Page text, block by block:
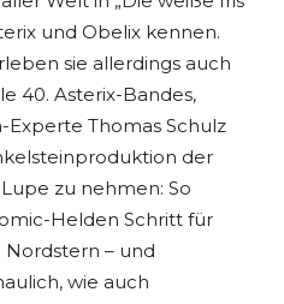
und Obelix kennen.
sie allerdings auch
40. Asterix-Bandes,
Experte Thomas Schulz
der
zu nehmen: So
Helden Schritt für
– und
wie auch